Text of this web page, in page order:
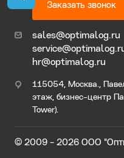
Заказать звонок
sales@optimalog.ru
hr@optimalog.ru
115054, Москва.,
этаж, бизнес-центр
Tower).
© 2009 - 2026 ООО